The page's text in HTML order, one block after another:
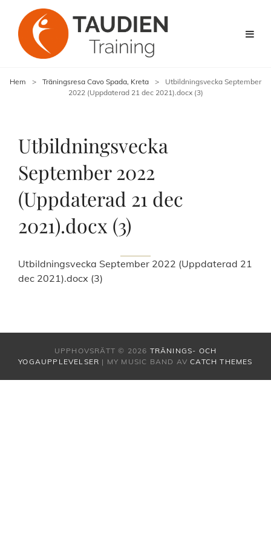
Hem > Träningsresa Cavo Spada, Kreta >
Utbildningsvecka September
2022 (Uppdaterad 21 dec 2021).docx (3)
Utbildningsvecka
September 2022
(Uppdaterad 21 dec
2021).docx (3)
Utbildningsvecka September 2022 (Uppdaterad 21
dec 2021).docx (3)
UPPHOVSRÄTT © 2026 TRÄNINGS- OCH
YOGAUPPLEVELSER | MY MUSIC BAND AVCATCH THEMES